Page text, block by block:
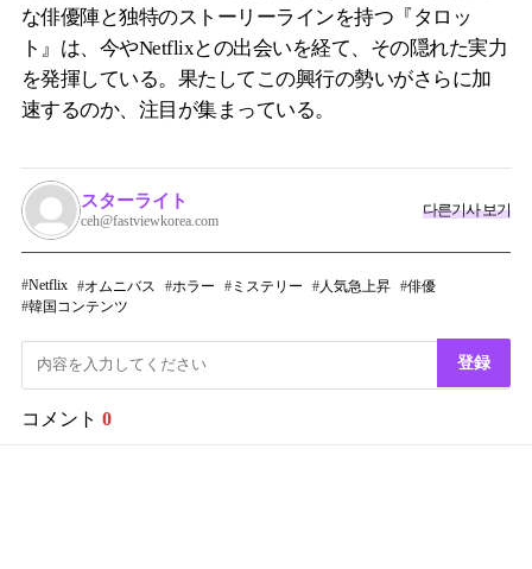
な俳優陣と独特のストーリーラインを持つ『タロッ
ト』は、今やNetflixとの出会いを経て、その隠れた実力
を発揮している。果たしてこの興行の勢いがさらに加
速するのか、注目が集まっている。
スターライト
ceh@fastviewkorea.com
다른기사 보기
Netflix オムニバス ホラー ミステリー 人気急上昇
俳優
韓国コンテンツ
登録
コメント 0